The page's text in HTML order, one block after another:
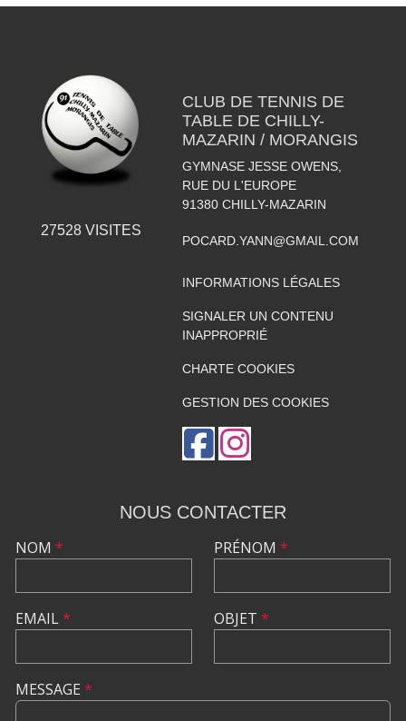
27528VISITES
CLUB DE TENNIS DE
TABLE DE CHILLY-
MAZARIN / MORANGIS
GYMNASE JESSE OWENS,
RUE DU L'EUROPE
91380 CHILLY-MAZARIN
POCARD.YANN@GMAIL.COM
INFORMATIONS LÉGALES
SIGNALER UN CONTENU
INAPPROPRIÉ
CHARTE COOKIES
GESTION DES COOKIES
NOUS CONTACTER
NOM *
EMAIL*
PRÉNOM *
OBJET *
MESSAGE *